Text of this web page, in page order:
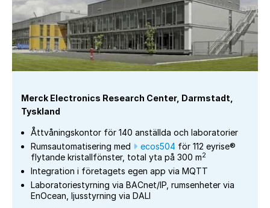
Merck Electronics Research Center, Darmstadt,
Tyskland
Åttvåningskontor för 140 anställda och laboratorier
Rumsautomatisering med
ecos504 för 112 eyrise®
flytande kristallfönster, total yta på 300 m2
Integration i företagets egen app via MQTT
Laboratoriestyrning via BACnet/IP, rumsenheter via
EnOcean, ljusstyrning via DALI